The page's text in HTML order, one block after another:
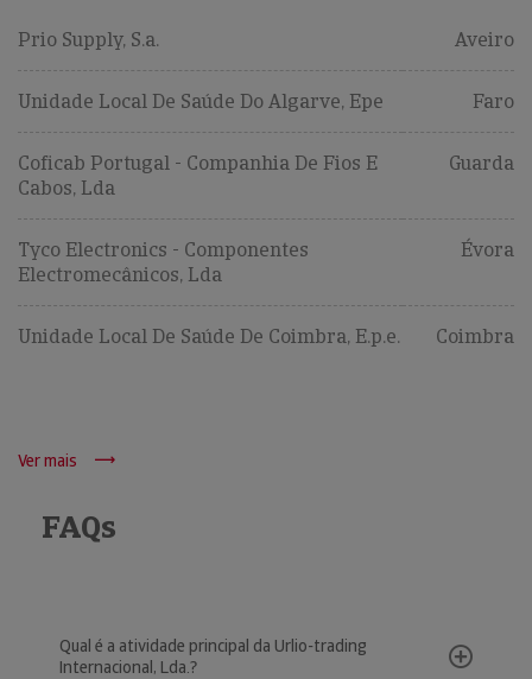
Prio Supply, S.a. Aveiro
Unidade Local De Saúde Do Algarve, Epe Faro
Coficab Portugal - Companhia De Fios E
Cabos, Lda
Guarda
Tyco Electronics - Componentes
Electromecânicos, Lda
Évora
Unidade Local De Saúde De Coimbra, E.p.e. Coimbra
Ver mais
FAQs
Qual é a atividade principal da Urlio-trading
Internacional, Lda.?